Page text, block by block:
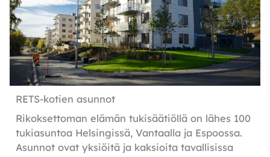
RETS-kotien asunnot
Rikoksettoman elämän tukisäätiöllä on lähes 100
tukiasuntoa Helsingissä, Vantaalla ja Espoossa.
Asunnot ovat yksiöitä ja kaksioita tavallisissa